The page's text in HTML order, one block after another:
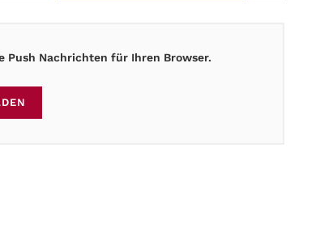
Push Nachrichten für Ihren Browser.